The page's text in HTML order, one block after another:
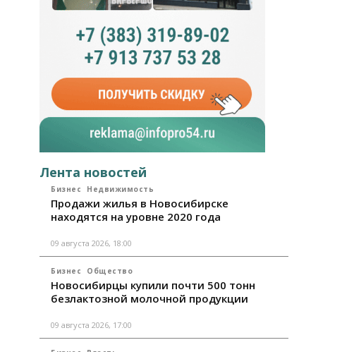
Лента новостей
Бизнес Недвижимость
Продажи жилья в Новосибирске
находятся на уровне 2020 года
09 августа 2026, 18:00
Бизнес Общество
Новосибирцы купили почти 500 тонн
безлактозной молочной продукции
09 августа 2026, 17:00